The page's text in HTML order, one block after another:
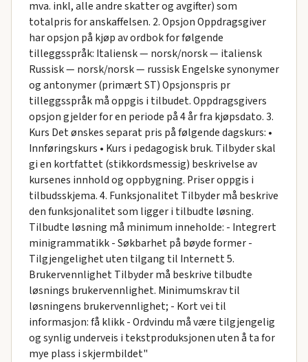
mva. inkl, alle andre skatter og avgifter) som
totalpris for anskaffelsen. 2. Opsjon Oppdragsgiver
har opsjon på kjøp av ordbok for følgende
tilleggsspråk: Italiensk — norsk/norsk — italiensk
Russisk — norsk/norsk — russisk Engelske synonymer
og antonymer (primært ST) Opsjonspris pr
tilleggsspråk må oppgis i tilbudet. Oppdragsgivers
opsjon gjelder for en periode på 4 år fra kjøpsdato. 3.
Kurs Det ønskes separat pris på følgende dagskurs: •
Innføringskurs • Kurs i pedagogisk bruk. Tilbyder skal
gi en kortfattet (stikkordsmessig) beskrivelse av
kursenes innhold og oppbygning. Priser oppgis i
tilbudsskjema. 4. Funksjonalitet Tilbyder må beskrive
den funksjonalitet som ligger i tilbudte løsning.
Tilbudte løsning må minimum inneholde: - Integrert
minigrammatikk - Søkbarhet på bøyde former -
Tilgjengelighet uten tilgang til Internett 5.
Brukervennlighet Tilbyder må beskrive tilbudte
løsnings brukervennlighet. Minimumskrav til
løsningens brukervennlighet; - Kort vei til
informasjon: få klikk - Ordvindu må være tilgjengelig
og synlig underveis i tekstproduksjonen uten å ta for
mye plass i skjermbildet"